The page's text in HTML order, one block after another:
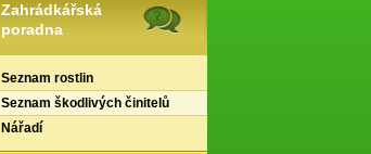
Zahrádkářská
poradna
Seznam rostlin
Seznam škodlivých činitelů
Nářadí